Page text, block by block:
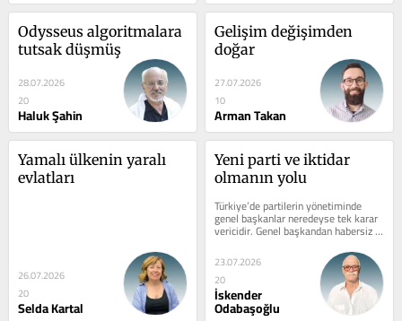
Odysseus algoritmalara
tutsak düşmüş
28.07.2026
20
Haluk Şahin
Gelişim değişimden
doğar
27.07.2026
10
Arman Takan
Yamalı ülkenin yaralı
evlatları
26.07.2026
20
Selda Kartal
Yeni parti ve iktidar
olmanın yolu
Türkiye’de partilerin yönetiminde
genel başkanlar neredeyse tek karar
vericidir. Genel başkandan habersiz
genel başkanlığa yürüyenlerin...
23.07.2026
20
İskender
Odabaşoğlu